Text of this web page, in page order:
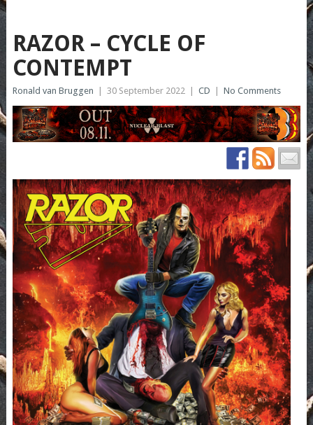
RAZOR – CYCLE OF
CONTEMPT
Ronald van Bruggen 30 September 2022 CD No Comments